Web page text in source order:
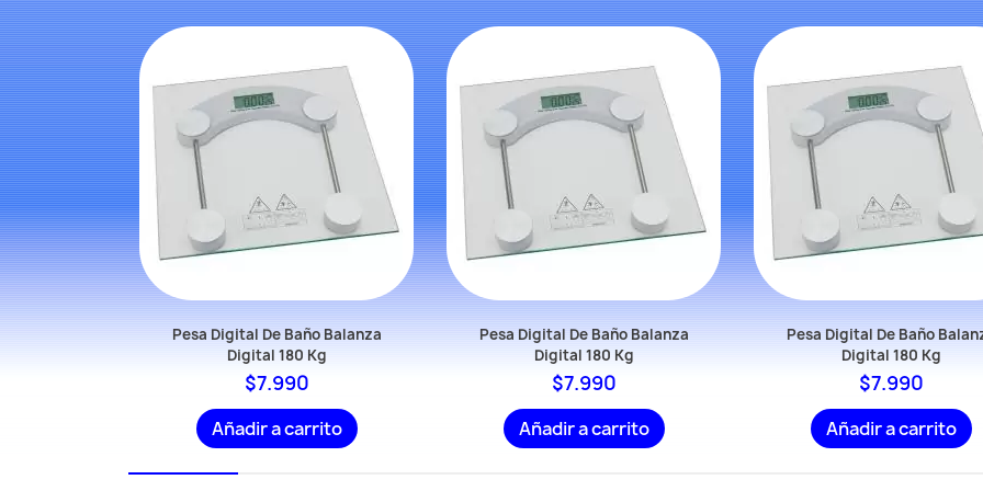
Pesa Digital De Baño Balanza
Digital 180 Kg
$7.990
Añadir a carrito
Pesa Digital De Baño Balanza
Digital 180 Kg
$7.990
Añadir a carrito
Pesa Digital De Baño
Digital 180 Kg
$7.990
Añadir a carrito